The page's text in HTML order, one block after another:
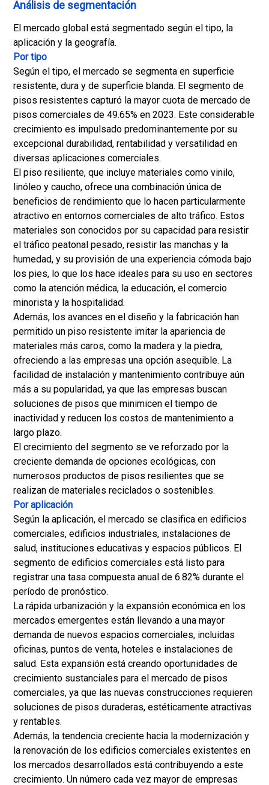
Análisis de segmentación
El mercado global está segmentado según el tipo, la
aplicación y la geografía.
Por tipo
Según el tipo, el mercado se segmenta en superficie
resistente, dura y de superficie blanda. El segmento de
pisos resistentes capturó la mayor cuota de mercado de
pisos comerciales de 49.65% en 2023. Este considerable
crecimiento es impulsado predominantemente por su
excepcional durabilidad, rentabilidad y versatilidad en
diversas aplicaciones comerciales.
El piso resiliente, que incluye materiales como vinilo,
linóleo y caucho, ofrece una combinación única de
beneficios de rendimiento que lo hacen particularmente
atractivo en entornos comerciales de alto tráfico. Estos
materiales son conocidos por su capacidad para resistir
el tráfico peatonal pesado, resistir las manchas y la
humedad, y su provisión de una experiencia cómoda bajo
los pies, lo que los hace ideales para su uso en sectores
como la atención médica, la educación, el comercio
minorista y la hospitalidad.
Además, los avances en el diseño y la fabricación han
permitido un piso resistente imitar la apariencia de
materiales más caros, como la madera y la piedra,
ofreciendo a las empresas una opción asequible. La
facilidad de instalación y mantenimiento contribuye aún
más a su popularidad, ya que las empresas buscan
soluciones de pisos que minimicen el tiempo de
inactividad y reducen los costos de mantenimiento a
largo plazo.
El crecimiento del segmento se ve reforzado por la
creciente demanda de opciones ecológicas, con
numerosos productos de pisos resilientes que se
realizan de materiales reciclados o sostenibles.
Por aplicación
Según la aplicación, el mercado se clasifica en edificios
comerciales, edificios industriales, instalaciones de
salud, instituciones educativas y espacios públicos. El
segmento de edificios comerciales está listo para
registrar una tasa compuesta anual de 6.82% durante el
período de pronóstico.
La rápida urbanización y la expansión económica en los
mercados emergentes están llevando a una mayor
demanda de nuevos espacios comerciales, incluidas
oficinas, puntos de venta, hoteles e instalaciones de
salud. Esta expansión está creando oportunidades de
crecimiento sustanciales para el mercado de pisos
comerciales, ya que las nuevas construcciones requieren
soluciones de pisos duraderas, estéticamente atractivas
y rentables.
Además, la tendencia creciente hacia la modernización y
la renovación de los edificios comerciales existentes en
los mercados desarrollados está contribuyendo a este
crecimiento. Un número cada vez mayor de empresas